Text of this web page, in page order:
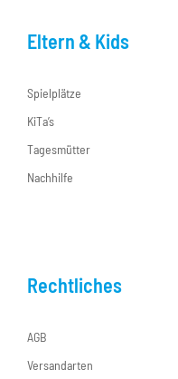
Eltern & Kids
Spielplätze
KiTa’s
Tagesmütter
Nachhilfe
Rechtliches
AGB
Versandarten